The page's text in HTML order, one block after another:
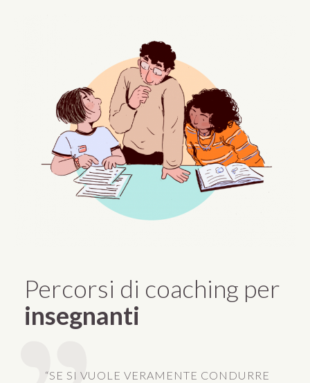
Percorsi di coaching per
insegnanti
“SE SI VUOLE VERAMENTE CONDURRE